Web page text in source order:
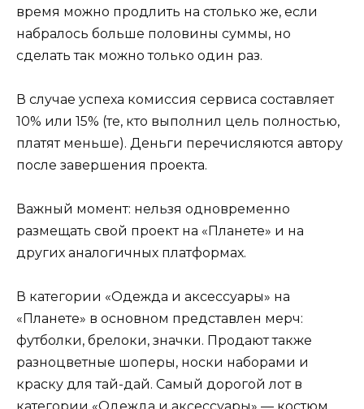
время можно продлить на столько же, если
набралось больше половины суммы, но
сделать так можно только один раз.
В случае успеха комиссия сервиса составляет
10% или 15% (те, кто выполнил цель полностью,
платят меньше). Деньги перечисляются автору
после завершения проекта.
Важный момент: нельзя одновременно
размещать свой проект на «Планете» и на
других аналогичных платформах.
В категории «Одежда и аксессуары» на
«Планете» в основном представлен мерч:
футболки, брелоки, значки. Продают также
разноцветные шоперы, носки наборами и
краску для тай-дай. Самый дорогой лот в